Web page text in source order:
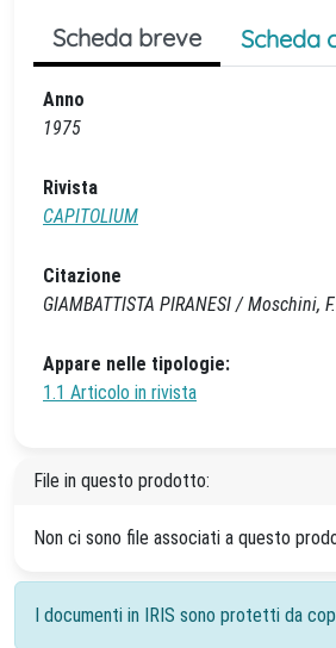
Scheda breve Scheda
Anno
1975
Rivista
CAPITOLIUM
Citazione
GIAMBATTISTA PIRANESI / Moschini,
Appare nelle tipologie:
1.1 Articolo in rivista
File in questo prodotto:
Non ci sono file associati a questo
I documenti in IRIS sono protetti da